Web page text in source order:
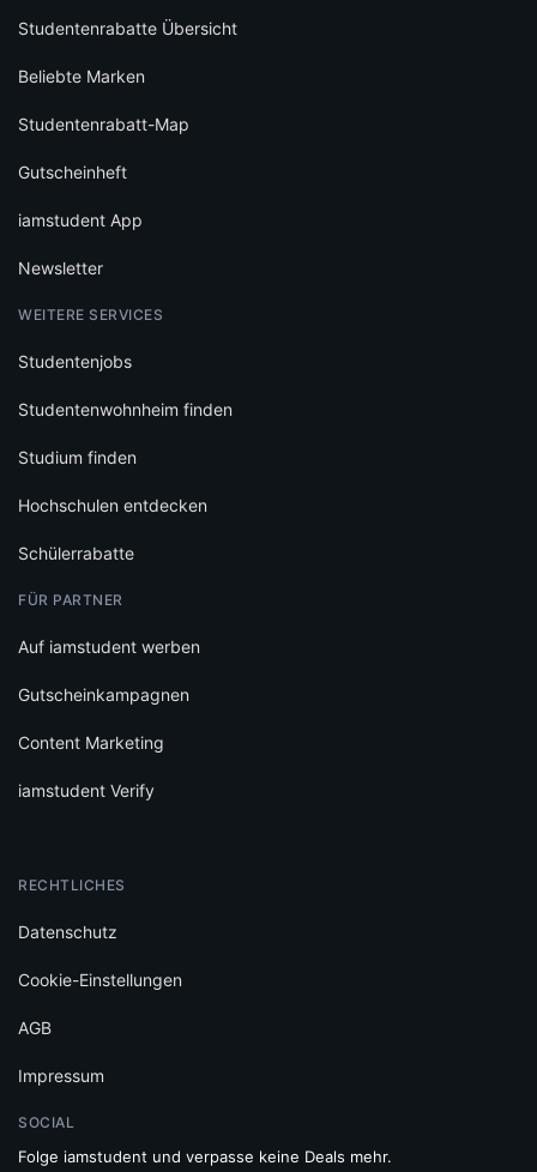
Studentenrabatte Übersicht
Beliebte Marken
Studentenrabatt-Map
Gutscheinheft
iamstudent App
Newsletter
WEITERE SERVICES
Studentenjobs
Studentenwohnheim finden
Studium finden
Hochschulen entdecken
Schülerrabatte
FÜR PARTNER
Auf iamstudent werben
Gutscheinkampagnen
Content Marketing
iamstudent Verify
RECHTLICHES
Datenschutz
Cookie-Einstellungen
AGB
Impressum
SOCIAL
Folge iamstudent und verpasse keine Deals mehr.